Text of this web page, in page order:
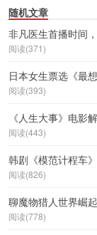
随机文章
非凡医生首播时间
阅读(371)
日本女生票选《最
阅读(393)
《人生大事》电影
阅读(443)
韩剧《模范计程车
阅读(826)
聊魔物猎人世界崛
阅读(778)